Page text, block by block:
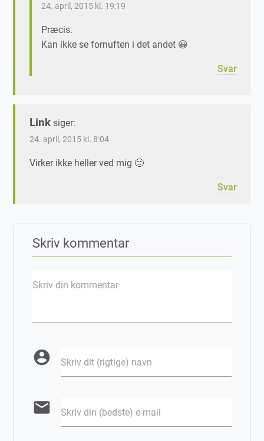
24. april, 2015 kl. 19:19
Præcis.
Kan ikke se fornuften i det andet 😀
Svar
Link siger:
24. april, 2015 kl. 8:04
Virker ikke heller ved mig 🙁
Svar
Skriv kommentar
Skriv din kommentar
account_circle Skriv dit (rigtige) navn
email Skriv din (bedste) e-mail